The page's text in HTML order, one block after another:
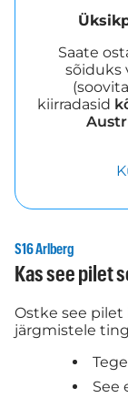
Saate
sõiduks
kiirradasid
S16 Arlberg
Kas see pilet
Ostke see
järgmistele
See